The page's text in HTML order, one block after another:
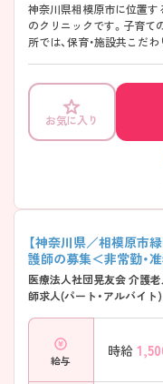
神奈川県相模原市に位置す
のクリニックです。子育て
所では、保育・施設共こだ
ありますので、ライススタ
る方には、面接対策ポイン
気軽にご相談ください。
お気に入り
【神奈川県／相模原市
護師の募集＜非常勤・
医療法人社団晃友会 介護
師求人(パート・アルバイト)
給与
時給